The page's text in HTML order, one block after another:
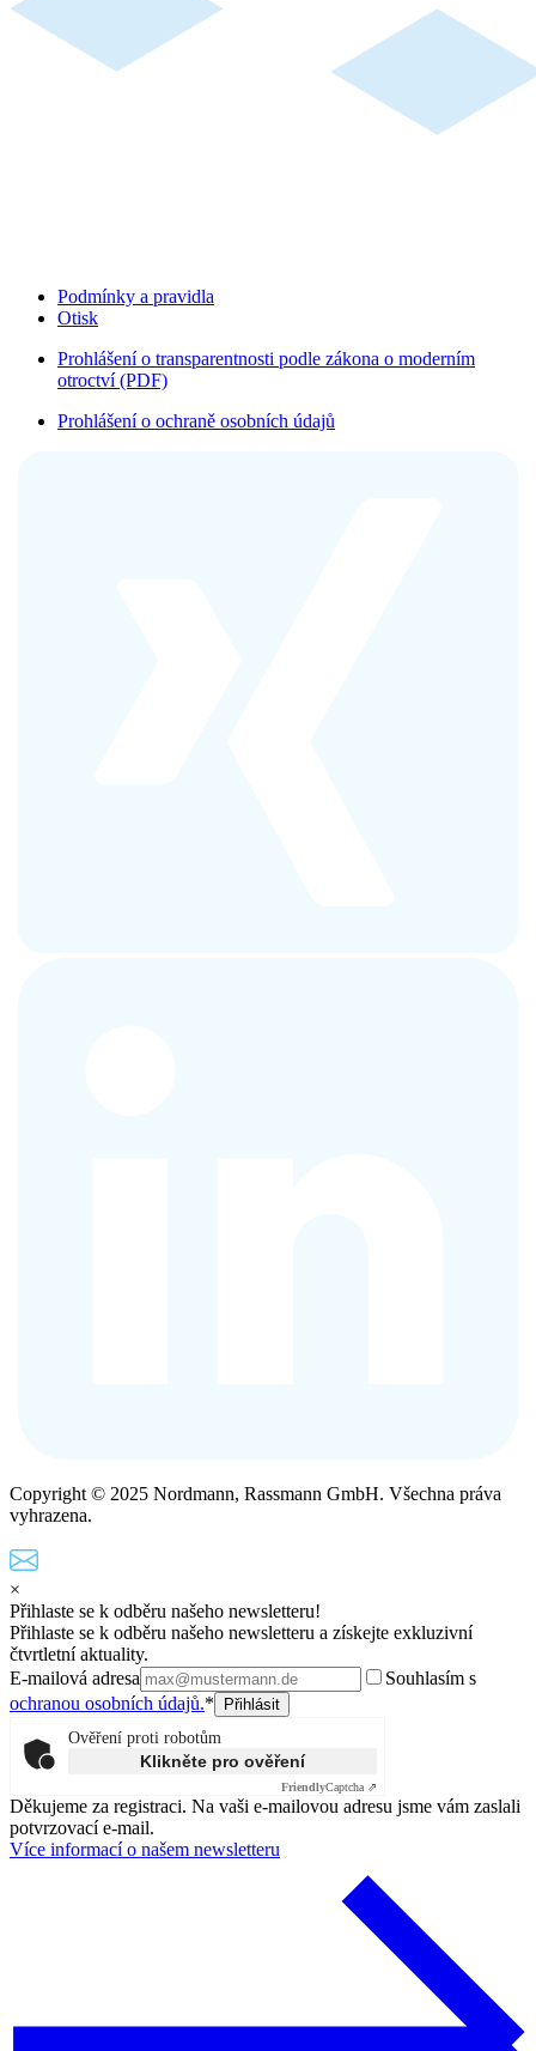
Podmínky a pravidla
Otisk
Prohlášení o transparentnosti podle zákona o moderním
otroctví (PDF)
Prohlášení o ochraně osobních údajů
Copyright © 2025 Nordmann, Rassmann GmbH. Všechna práva
vyhrazena.
×
Přihlaste se k odběru našeho newsletteru!
Přihlaste se k odběru našeho newsletteru a získejte exkluzivní
čtvrtletní aktuality.
E-mailová adresa
Souhlasím s
ochranou osobních údajů.*
Ověření proti robotům
Klikněte pro ověření
FriendlyCaptcha ⇗
Děkujeme za registraci. Na vaši e-mailovou adresu jsme vám zaslali
potvrzovací e-mail.
Více informací o našem newsletteru